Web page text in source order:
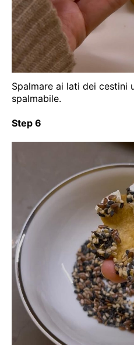
Spalmare ai lati dei cestini
spalmabile.
Step 6